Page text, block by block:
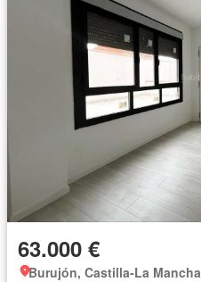
63.000 €
Burujón, Castilla-La Mancha